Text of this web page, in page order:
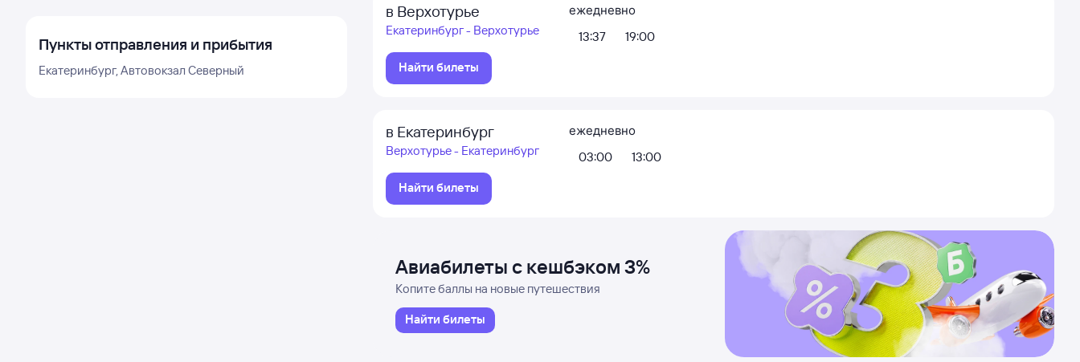
в Верхотурье
Екатеринбург - Верхотурье
Найти билеты
ежедневно
13:37
19:00
в Екатеринбург
Верхотурье - Екатеринбург
Найти билеты
ежедневно
03:00
13:00
Авиабилеты с кешбэком 3%
Копите баллы на новые путешествия
Найти билеты
Пункты отправления и прибытия
Екатеринбург, Автовокзал Северный